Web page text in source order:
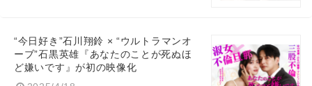
“今日好き”石川翔鈴 × “ウルトラマンオ
ーブ”石黒英雄『あなたのことが死ぬほ
ど嫌いです』が初の映像化